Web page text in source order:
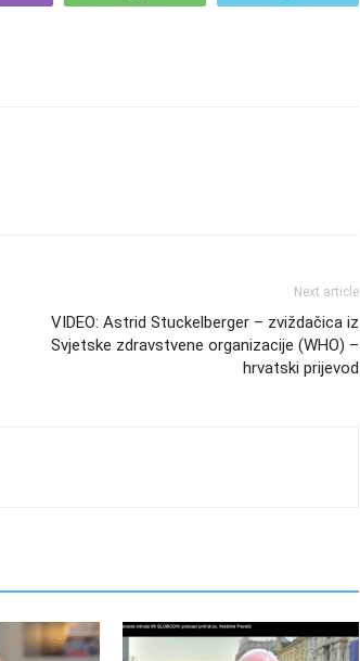
Next article
VIDEO: Astrid Stuckelberger – zviždačica iz
Svjetske zdravstvene organizacije (WHO) –
hrvatski prijevod